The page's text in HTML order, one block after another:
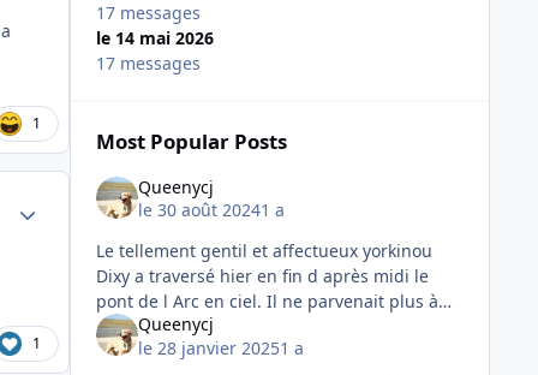
1
Author stats
1
17 messages
le 14 mai 2026
17 messages
Most Popular Posts
Queenycj
le 30 août 20241 a
Le tellement gentil et affectueux yorkinou
Dixy a traversé hier en fin d après midi le
pont de l Arc en ciel. Il ne parvenait plus à
respirer malgré les traitements et tout le
confort que lui apporta
Queenycj
le 28 janvier 20251 a